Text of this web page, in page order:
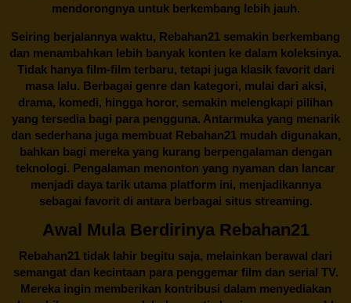
mendorongnya untuk berkembang lebih jauh.
Seiring berjalannya waktu, Rebahan21 semakin berkembang
dan menambahkan lebih banyak konten ke dalam koleksinya.
Tidak hanya film-film terbaru, tetapi juga klasik favorit dari
masa lalu. Berbagai genre dan kategori, mulai dari aksi,
drama, komedi, hingga horor, semakin melengkapi pilihan
yang tersedia bagi para pengguna. Antarmuka yang menarik
dan sederhana juga membuatRebahan21mudah digunakan,
bahkan bagi mereka yang kurang berpengalaman dengan
teknologi. Pengalaman menonton yang nyaman dan lancar
menjadi daya tarik utama platform ini, menjadikannya
sebagai favorit di antara berbagai situs streaming.
Awal Mula Berdirinya Rebahan21
Rebahan21 tidak lahir begitu saja, melainkan berawal dari
semangat dan kecintaan para penggemar film dan serial TV.
Mereka ingin memberikan kontribusi dalam menyediakan